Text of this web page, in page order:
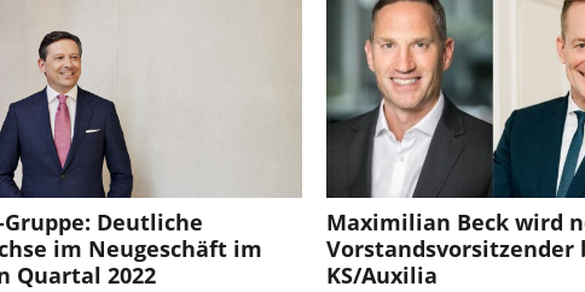
Gruppe: Deutliche
im Neugeschäft im
Quartal 2022
Maximilian Beck wird
Vorstandsvorsitzender
KS/Auxilia